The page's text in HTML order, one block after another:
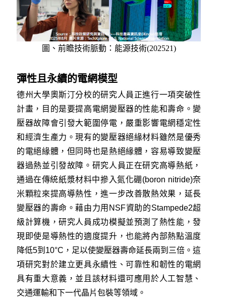
圖、前瞻技術脈動：能源技術(202521)
彈性且永續的電網模型
德州大學奧斯汀分校的研究人員正進行一項突破性
計畫，目的是要提高電網變壓器的性能和壽命。變
壓器故障會引發大範圍停電，嚴重影響電網穩定性
和經濟生產力。現有的變壓器絕緣材料雖然是優秀
的電絕緣體，但同時也是熱絕緣體，容易導致變壓
器過熱並引發故障。研究人員正在研究高導熱紙，
通過在傳統紙漿材料中摻入氮化硼(boron nitride)奈
米顆粒來提高導熱性，進一步改善散熱效果，延長
變壓器的壽命。藉由力用NSF資助的Stampede2超
級計算機，研究人員成功模擬並預測了熱性能，發
現即使是導熱性的適度提升，也能將內部熱點溫度
降低5到10°C，足以使變壓器壽命延長兩到三倍。這
項研究對於建立更具永續性、可靠性和韌性的電網
具有重大意義，並且該材料還可應用於人工智慧、
交通運輸和下一代晶片包裝等領域。